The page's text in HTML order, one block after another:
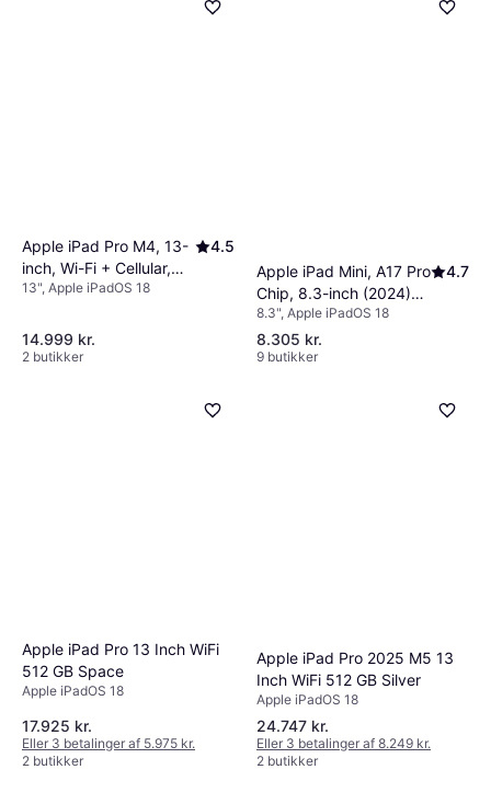
Apple iPad Pro M4, 13-
inch, Wi-Fi + Cellular,
512GB, Standard Glass,
4.5
13", Apple iPadOS 18
14.999 kr.
2 butikker
Apple iPad Mini, A17 Pro
Chip, 8.3-inch (2024)
Wi-Fi, 512GB Starlight
4.7
8.3", Apple iPadOS 18
8.305 kr.
9 butikker
Apple iPad Pro 13 Inch WiFi
512 GB Space
Apple iPadOS 18
17.925 kr.
Eller 3 betalinger af 5.975 kr.
2 butikker
Apple iPad Pro 2025 M5 13
Inch WiFi 512 GB Silver
Apple iPadOS 18
24.747 kr.
Eller 3 betalinger af 8.249 kr.
2 butikker